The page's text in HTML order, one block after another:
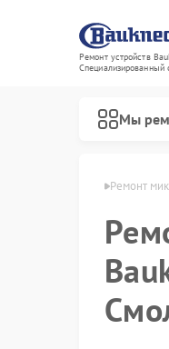
Ремонт устройств
Специализированный
Мы
Ремонт